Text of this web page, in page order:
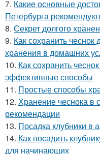
7. Какие основные
Петербурга
8. Секрет долгого
9. Как сохранить
хранения в домашних
10. Как сохранить
эффективные способы
11. Простые способы
12. Хранение чеснока в
рекомендации
13. Посадка клубники в
14. Как посадить
для начинающих